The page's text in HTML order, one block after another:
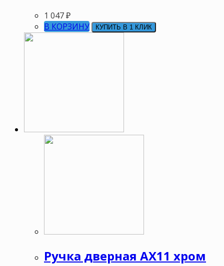
1 047₽
В КОРЗИНУ
КУПИТЬ В 1 КЛИК
Ручка дверная АХ11 хром